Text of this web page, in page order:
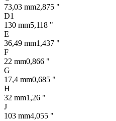
73,03 mm2,875 "
D1
130 mm5,118 "
E
36,49 mm1,437 "
F
22 mm0,866 "
G
17,4 mm0,685 "
H
32 mm1,26 "
J
103 mm4,055 "